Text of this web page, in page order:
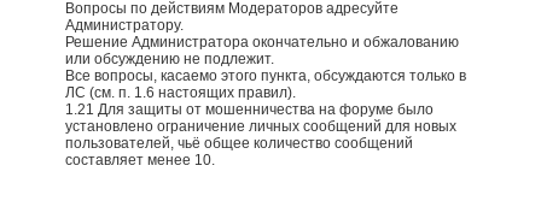
Вопросы по действиям Модераторов адресуйте
Администратору.
Решение Администратора окончательно и обжалованию
или обсуждению не подлежит.
Все вопросы, касаемо этого пункта, обсуждаются только в
ЛС (см. п. 1.6 настоящих правил).
1.21 Для защиты от мошенничества на форуме было
установлено ограничение личных сообщений для новых
пользователей, чьё общее количество сообщений
составляет менее 10.